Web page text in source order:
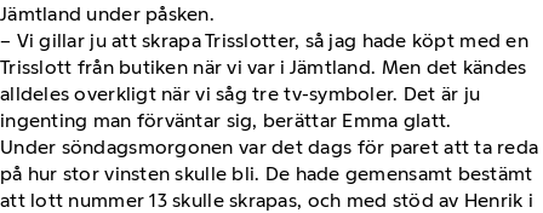
Jämtland under påsken.
– Vi gillar ju att skrapa Trisslotter, så jag hade köpt med en
Trisslott från butiken när vi var i Jämtland. Men det kändes
alldeles overkligt när vi såg tre tv-symboler. Det är ju
ingenting man förväntar sig, berättar Emma glatt.
Under söndagsmorgonen var det dags för paret att ta reda
på hur stor vinsten skulle bli. De hade gemensamt bestämt
att lott nummer 13 skulle skrapas, och med stöd av Henrik i